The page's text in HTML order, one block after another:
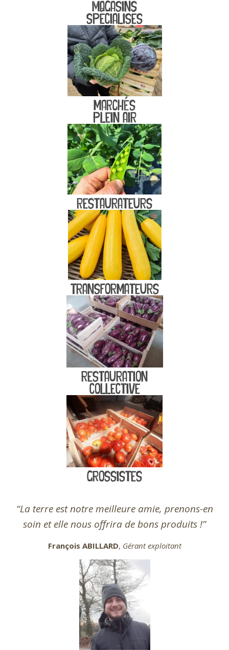
Magasins
spécialisés
mARCHÉs
plein air
Restaurateurs
Transformateurs
restauration
collective
grossistes
“La terre est notre meilleure amie, prenons-en
soin et elle nous offrira de bons produits !”
François ABILLARD, Gérant exploitant